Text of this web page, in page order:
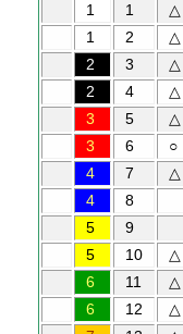
1 1 △
1
2 △
2
3 △
2
4 △
3
5 △
3
6 ○
4
7 △
4
8
5
9
5
10 △
6
11 △
6
12 △